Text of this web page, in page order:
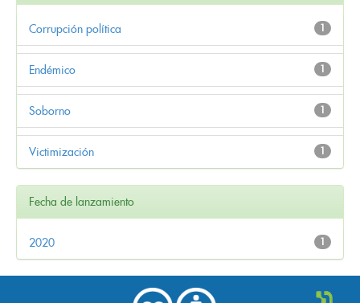
1
Corrupción política
1
Endémico
1
Soborno
1
Victimización
Fecha de lanzamiento
1
2020